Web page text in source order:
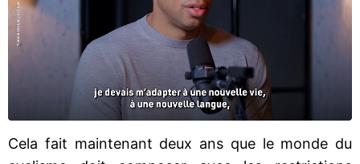
Cela fait maintenant deux ans que le monde du